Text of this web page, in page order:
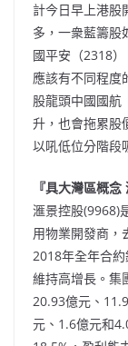
計今日早上港股
多，一衆藍籌股
國平安（2318
應該有不同程度
股龍頭中國國航
升，也會拖累股
以吼低位分階段
『具大灣區概
滙景控股(9968)
用物業開發商，
2018年全年合
維持高增長。集
20.93億元、
元、1.6億元和